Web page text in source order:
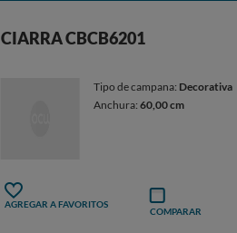
CIARRA CBCB6201
Tipo de campana: Decorativa
Anchura:60,00 cm
AGREGAR A FAVORITOS
COMPARAR